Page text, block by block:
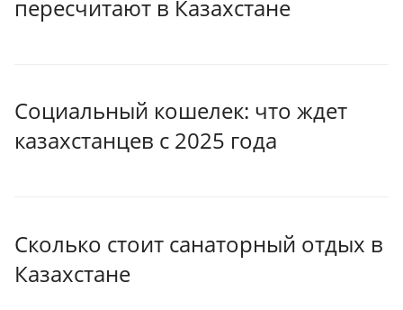
пересчитают в Казахстане
Социальный кошелек: что ждет
казахстанцев с 2025 года
Сколько стоит санаторный отдых в
Казахстане